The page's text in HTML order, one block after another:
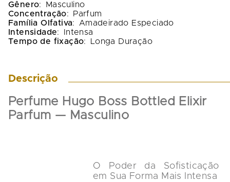
Gênero:
Masculino
Concentração:
Parfum
Família Olfativa:
Amadeirado Especiado
Intensidade:
Intensa
Tempo de fixação: Longa Duração
Descrição
Perfume Hugo Boss Bottled Elixir
Parfum — Masculino
O Poder da Sofisticação
em Sua Forma Mais Intensa